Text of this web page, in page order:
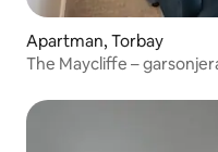
Apartman, Torbay
The Maycliffe –